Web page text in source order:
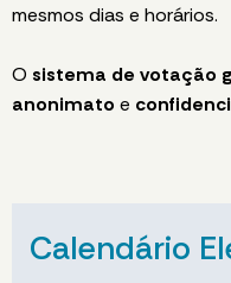
mesmos dias e horários.
O sistema de votação
anonimato e
Calendário